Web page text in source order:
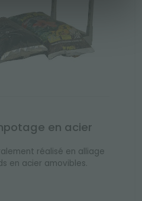
en acier
réalisé en alliage
en acier amovibles.